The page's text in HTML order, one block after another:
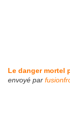
Le danger mortel
envoyé par